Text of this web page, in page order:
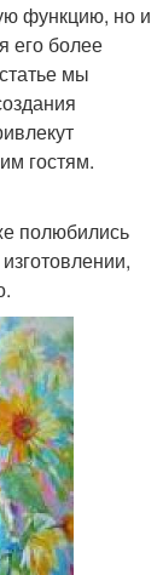
функцию, но и
его более
мы
гостям.
полюбились